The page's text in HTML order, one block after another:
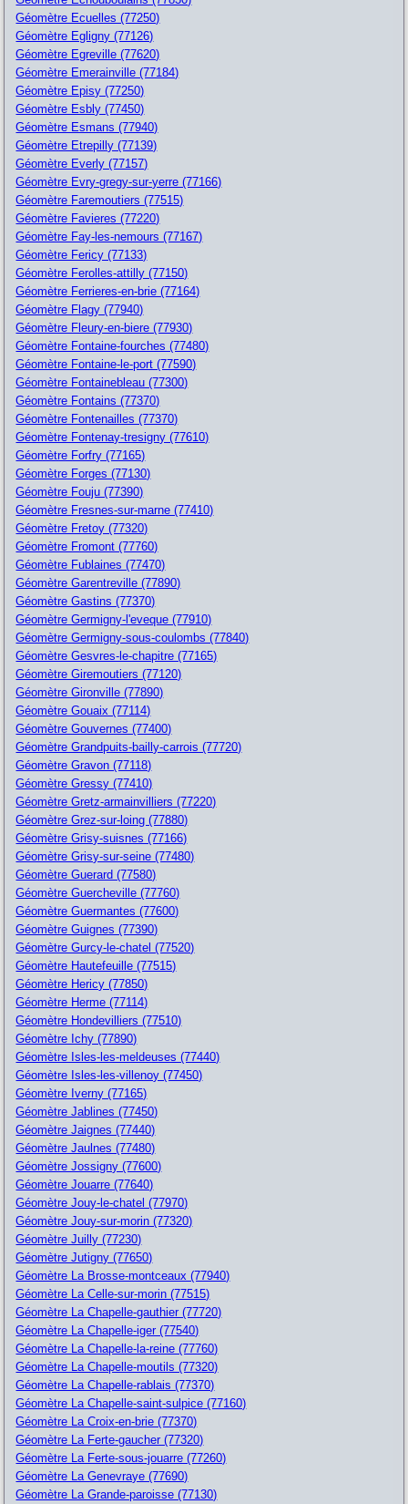
Géomètre Ecuelles (77250)
Géomètre Egligny (77126)
Géomètre Egreville (77620)
Géomètre Emerainville (77184)
Géomètre Episy (77250)
Géomètre Esbly (77450)
Géomètre Esmans (77940)
Géomètre Etrepilly (77139)
Géomètre Everly (77157)
Géomètre Evry-gregy-sur-yerre (77166)
Géomètre Faremoutiers (77515)
Géomètre Favieres (77220)
Géomètre Fay-les-nemours (77167)
Géomètre Fericy (77133)
Géomètre Ferolles-attilly (77150)
Géomètre Ferrieres-en-brie (77164)
Géomètre Flagy (77940)
Géomètre Fleury-en-biere (77930)
Géomètre Fontaine-fourches (77480)
Géomètre Fontaine-le-port (77590)
Géomètre Fontainebleau (77300)
Géomètre Fontains (77370)
Géomètre Fontenailles (77370)
Géomètre Fontenay-tresigny (77610)
Géomètre Forfry (77165)
Géomètre Forges (77130)
Géomètre Fouju (77390)
Géomètre Fresnes-sur-marne (77410)
Géomètre Fretoy (77320)
Géomètre Fromont (77760)
Géomètre Fublaines (77470)
Géomètre Garentreville (77890)
Géomètre Gastins (77370)
Géomètre Germigny-l'eveque (77910)
Géomètre Germigny-sous-coulombs (77840)
Géomètre Gesvres-le-chapitre (77165)
Géomètre Giremoutiers (77120)
Géomètre Gironville (77890)
Géomètre Gouaix (77114)
Géomètre Gouvernes (77400)
Géomètre Grandpuits-bailly-carrois (77720)
Géomètre Gravon (77118)
Géomètre Gressy (77410)
Géomètre Gretz-armainvilliers (77220)
Géomètre Grez-sur-loing (77880)
Géomètre Grisy-suisnes (77166)
Géomètre Grisy-sur-seine (77480)
Géomètre Guerard (77580)
Géomètre Guercheville (77760)
Géomètre Guermantes (77600)
Géomètre Guignes (77390)
Géomètre Gurcy-le-chatel (77520)
Géomètre Hautefeuille (77515)
Géomètre Hericy (77850)
Géomètre Herme (77114)
Géomètre Hondevilliers (77510)
Géomètre Ichy (77890)
Géomètre Isles-les-meldeuses (77440)
Géomètre Isles-les-villenoy (77450)
Géomètre Iverny (77165)
Géomètre Jablines (77450)
Géomètre Jaignes (77440)
Géomètre Jaulnes (77480)
Géomètre Jossigny (77600)
Géomètre Jouarre (77640)
Géomètre Jouy-le-chatel (77970)
Géomètre Jouy-sur-morin (77320)
Géomètre Juilly (77230)
Géomètre Jutigny (77650)
Géomètre La Brosse-montceaux (77940)
Géomètre La Celle-sur-morin (77515)
Géomètre La Chapelle-gauthier (77720)
Géomètre La Chapelle-iger (77540)
Géomètre La Chapelle-la-reine (77760)
Géomètre La Chapelle-moutils (77320)
Géomètre La Chapelle-rablais (77370)
Géomètre La Chapelle-saint-sulpice (77160)
Géomètre La Croix-en-brie (77370)
Géomètre La Ferte-gaucher (77320)
Géomètre La Ferte-sous-jouarre (77260)
Géomètre La Genevraye (77690)
Géomètre La Grande-paroisse (77130)